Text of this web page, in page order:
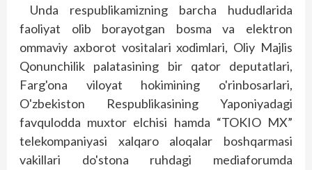
Unda respublikamizning barcha hududlarida
faoliyat olib borayotgan bosma va elektron
ommaviy axborot vositalari xodimlari, Oliy Majlis
Qonunchilik palatasining bir qator deputatlari,
Farg'ona viloyat hokimining o'rinbosarlari,
O'zbekiston Respublikasining Yaponiyadagi
favqulodda muxtor elchisi hamda “TOKIO MX”
telekompaniyasi xalqaro aloqalar boshqarmasi
vakillari do'stona ruhdagi mediaforumda